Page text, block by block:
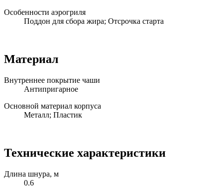
Особенности аэрогриля
Поддон для сбора жира; Отсрочка старта
Материал
Внутреннее покрытие чаши
Антипригарное
Основной материал корпуса
Металл; Пластик
Технические характеристики
Длина шнура, м
0.6